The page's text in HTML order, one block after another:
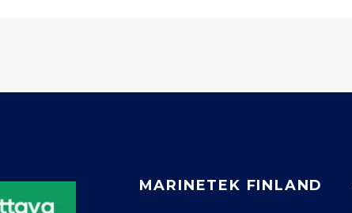
MARINETEK FINLAND